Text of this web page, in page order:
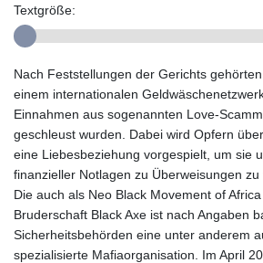
Textgröße:
Nach Feststellungen der Gerichts
einem internationalen
Einnahmen aus sogenannten Love-
geschleust wurden. Dabei wird Opfern
eine Liebesbeziehung vorgespielt, um sie
finanzieller Notlagen zu Überweisungen zu
Die auch als Neo Black Movement of
Bruderschaft Black Axe ist nach Angaben
Sicherheitsbehörden eine unter anderem
spezialisierte Mafiaorganisation. Im April